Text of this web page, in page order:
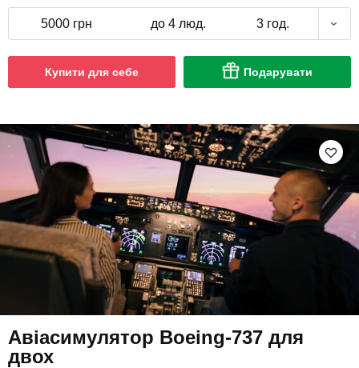
5000 грн до 4 люд. 3 год.
Купити для себе Подарувати
Авіасимулятор Boeing-737 для
двох